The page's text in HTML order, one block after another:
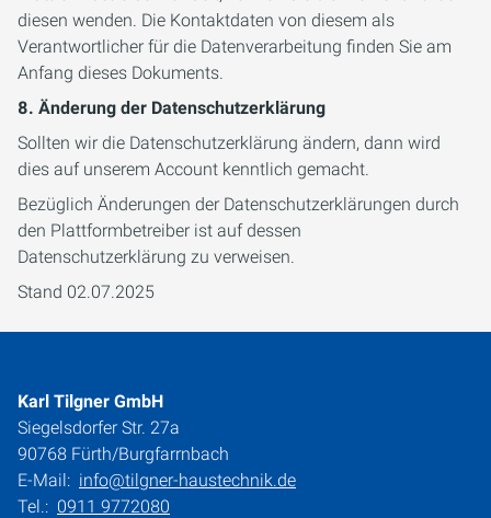
diesen wenden. Die Kontaktdaten von diesem als
Verantwortlicher für die Datenverarbeitung finden Sie am
Anfang dieses Dokuments.
8. Änderung der Datenschutzerklärung
Sollten wir die Datenschutzerklärung ändern, dann wird
dies auf unserem Account kenntlich gemacht.
Bezüglich Änderungen der Datenschutzerklärungen durch
den Plattformbetreiber ist auf dessen
Datenschutzerklärung zu verweisen.
Stand 02.07.2025
Karl Tilgner GmbH
Siegelsdorfer Str. 27a
90768 Fürth/Burgfarrnbach
E-Mail: info@tilgner-haustechnik.de
Tel.: 0911 9772080